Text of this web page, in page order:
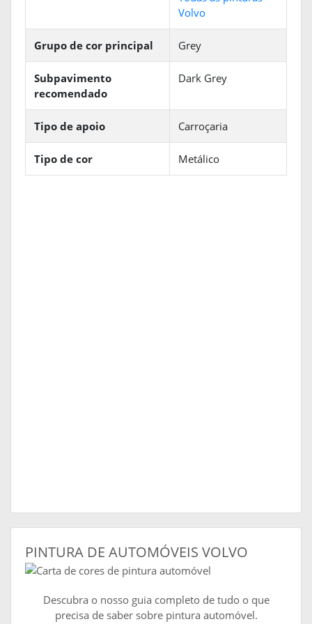
Volvo
Grupo de cor principal Grey
Subpavimento
recomendado
Dark Grey
Tipo de apoio Carroçaria
Tipo de cor Metálico
PINTURA DE AUTOMÓVEIS VOLVO
Descubra o nosso guia completo de tudo o que
precisa de saber sobre pintura automóvel.